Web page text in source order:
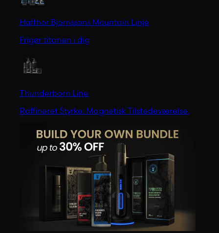
Hafthor Bjornssons Mountain Linje
Frigør titanen i dig
Thunderborn Line
Raffineret Styrke. Magnetisk Tilstedeværelse.